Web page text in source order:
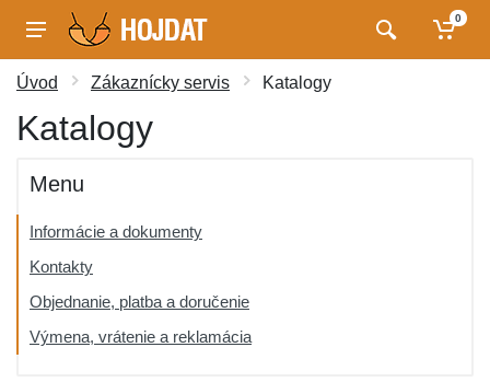
0
Úvod Zákaznícky servis Katalogy
Katalogy
Menu
Informácie a dokumenty
Kontakty
Objednanie, platba a doručenie
Výmena, vrátenie a reklamácia